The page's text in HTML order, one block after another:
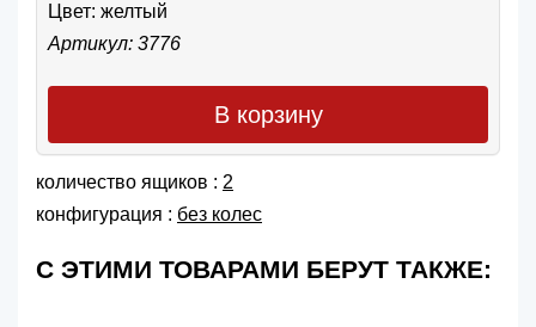
Цвет: желтый
Артикул: 3776
В корзину
количество ящиков : 2
конфигурация : без колес
С ЭТИМИ ТОВАРАМИ БЕРУТ ТАКЖЕ: